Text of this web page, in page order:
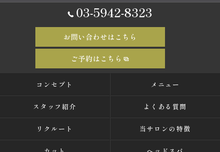
03-5942-8323
お問い合わせはこちら
ご予約はこちら
コンセプト メニュー
スタッフ紹介 よくある質問
リクルート 当サロンの特徴